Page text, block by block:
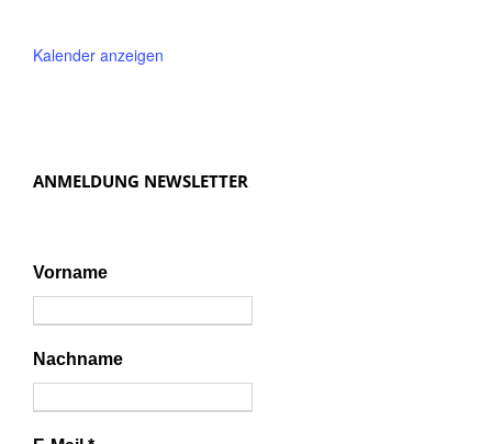
Kalender anzeigen
ANMELDUNG NEWSLETTER
Vorname
Nachname